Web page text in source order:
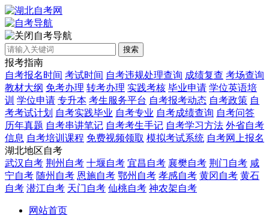
自考导航
搜索
报考指南
自考报名时间 考试时间 自考违规处理查询 成绩复查 考场查询
教材大纲 免考办理 转考办理 实践考核 毕业申请 学位英语培
训 学位申请 专升本 考生服务平台 自考报考动态 自考政策 自
考考试计划 自考实践毕业 自考专业 自考成绩查询 自考问答
历年真题 自考串讲笔记 自考考生手记 自考学习方法 外省自考
信息 自考培训课程 免费视频领取 模拟考试系统 自考网上报名
湖北地区自考
武汉自考 荆州自考 十堰自考 宜昌自考 襄樊自考 荆门自考 咸
宁自考 随州自考 恩施自考 鄂州自考 孝感自考 黄冈自考 黄石
自考 潜江自考 天门自考 仙桃自考 神农架自考
网站首页